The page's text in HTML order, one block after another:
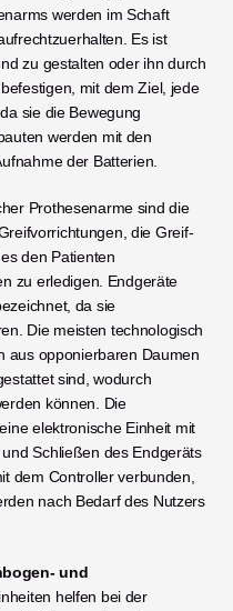
werden im Schaft
Es ist
zu gestalten oder ihn durch
mit dem Ziel, jede
sie die Bewegung
werden mit den
der Batterien.
Prothesenarme sind die
die Greif-
den Patienten
zu erledigen. Endgeräte
da sie
Die meisten technologisch
aus opponierbaren Daumen
sind, wodurch
können. Die
elektronische Einheit mit
Schließen des Endgeräts
dem Controller verbunden,
nach Bedarf des Nutzers
und
helfen bei der